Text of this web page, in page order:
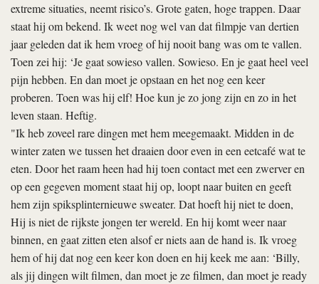
extreme situaties, neemt risico’s. Grote gaten, hoge trappen. Daar
staat hij om bekend. Ik weet nog wel van dat filmpje van dertien
jaar geleden dat ik hem vroeg of hij nooit bang was om te vallen.
Toen zei hij: ‘Je gaat sowieso vallen. Sowieso. En je gaat heel veel
pijn hebben. En dan moet je opstaan en het nog een keer
proberen. Toen was hij elf! Hoe kun je zo jong zijn en zo in het
leven staan. Heftig.
"Ik heb zoveel rare dingen met hem meegemaakt. Midden in de
winter zaten we tussen het draaien door even in een eetcafé wat te
eten. Door het raam heen had hij toen contact met een zwerver en
op een gegeven moment staat hij op, loopt naar buiten en geeft
hem zijn spiksplinternieuwe sweater. Dat hoeft hij niet te doen,
Hij is niet de rijkste jongen ter wereld. En hij komt weer naar
binnen, en gaat zitten eten alsof er niets aan de hand is. Ik vroeg
hem of hij dat nog een keer kon doen en hij keek me aan: ‘Billy,
als jij dingen wilt filmen, dan moet je ze filmen, dan moet je ready